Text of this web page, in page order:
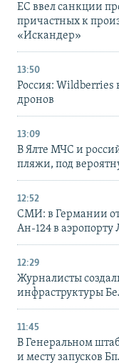
ЕС ввел санкции
причастных к
«Искандер»
13:50
Россия: Wildberries
дронов
13:09
В Ялте МЧС и
пляжи, под
12:52
СМИ: в Германии
Ан-124 в
12:29
Журналисты
инфраструктуры
11:45
В Генеральном
и месту запусков